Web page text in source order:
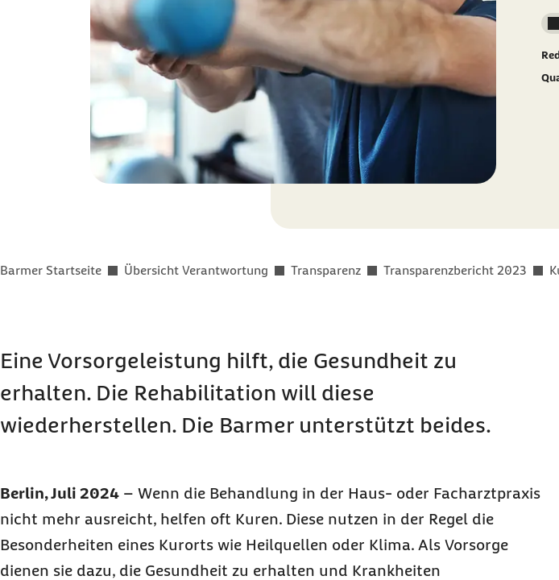
Sie befinden sich hier:
Barmer Startseite Übersicht Verantwortung Transparenz Transparenzbericht 2023
Eine Vorsorgeleistung hilft, die Gesundheit zu
erhalten. Die Rehabilitation will diese
wiederherstellen. Die Barmer unterstützt beides.
Berlin, Juli 2024 – Wenn die Behandlung in der Haus- oder Facharztpraxis
nicht mehr ausreicht, helfen oft Kuren. Diese nutzen in der Regel die
Besonderheiten eines Kurorts wie Heilquellen oder Klima. Als Vorsorge
dienen sie dazu, die Gesundheit zu erhalten und Krankheiten